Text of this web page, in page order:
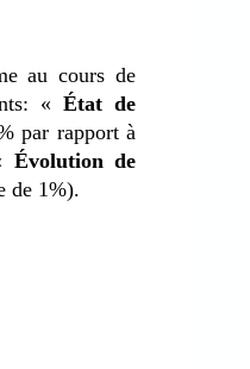
au cours de
« État de
par rapport à
Évolution de
de 1%).